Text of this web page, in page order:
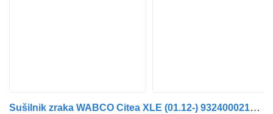
Sušilnik zraka WABCO Citea XLE (01.12-) 9324000210 za avtobus VDL Citea XLE, SLE (2012-)